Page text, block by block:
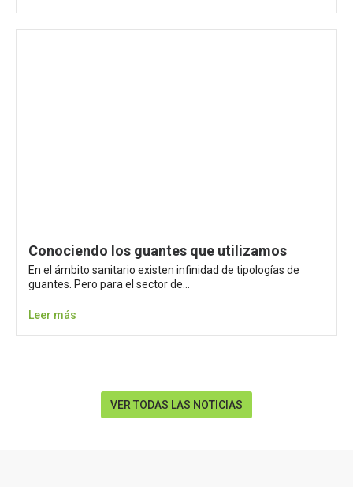
Conociendo los guantes que utilizamos
En el ámbito sanitario existen infinidad de tipologías de
guantes. Pero para el sector de...
Leer más
VER TODAS LAS NOTICIAS